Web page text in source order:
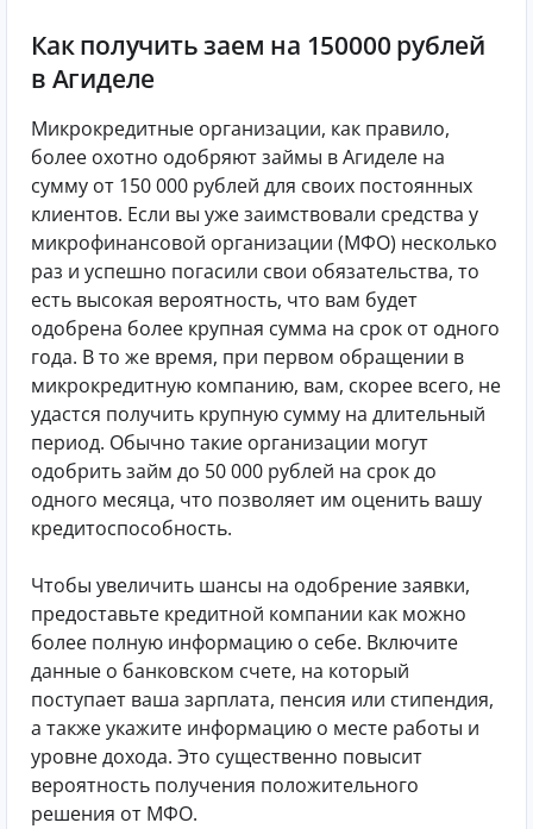
Как получить заем на 150000 рублей
в Агиделе
Микрокредитные организации, как правило,
более охотно одобряют займы в Агиделе на
сумму от 150 000 рублей для своих постоянных
клиентов. Если вы уже заимствовали средства у
микрофинансовой организации (МФО) несколько
раз и успешно погасили свои обязательства, то
есть высокая вероятность, что вам будет
одобрена более крупная сумма на срок от одного
года. В то же время, при первом обращении в
микрокредитную компанию, вам, скорее всего, не
удастся получить крупную сумму на длительный
период. Обычно такие организации могут
одобрить займ до 50 000 рублей на срок до
одного месяца, что позволяет им оценить вашу
кредитоспособность.
Чтобы увеличить шансы на одобрение заявки,
предоставьте кредитной компании как можно
более полную информацию о себе. Включите
данные о банковском счете, на который
поступает ваша зарплата, пенсия или стипендия,
а также укажите информацию о месте работы и
уровне дохода. Это существенно повысит
вероятность получения положительного
решения от МФО.